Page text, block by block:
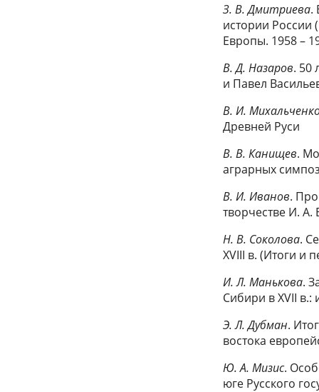
З. В. Дмитриева.
истории России
Европы. 1958 –
В. Д. Назаров. 50
и Павел
В. И.
Древней Руси
В. В. Канищев.
аграрных
В. И. Иванов.
творчестве И. А.
Н. В. Соколова.
XVIII в. (Итоги и
И. Л. Манькова.
Сибири в XVII в.:
Э. Л. Дубман.
востока
Ю. А. Мизис.
юге Русского